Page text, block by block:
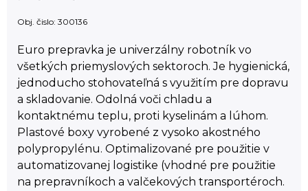
Obj. čislo: 300136
Euro prepravka je univerzálny robotník vo
všetkých priemyslových sektoroch. Je hygienická,
jednoducho stohovateľná s využitím pre dopravu
a skladovanie. Odolná voči chladu a
kontaktnému teplu, proti kyselinám a lúhom.
Plastové boxy vyrobené z vysoko akostného
polypropylénu. Optimalizované pre použitie v
automatizovanej logistike (vhodné pre použitie
na prepravníkoch a valčekových transportéroch.